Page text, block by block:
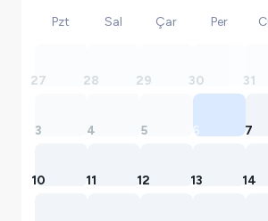
Pzt Sal Çar Per
27 28 29 30 31
3 4 5 6 7
10 11 12 13 14